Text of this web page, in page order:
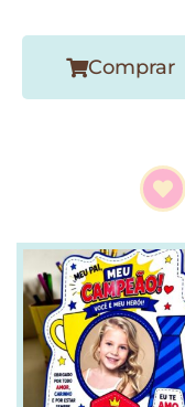
Comprar